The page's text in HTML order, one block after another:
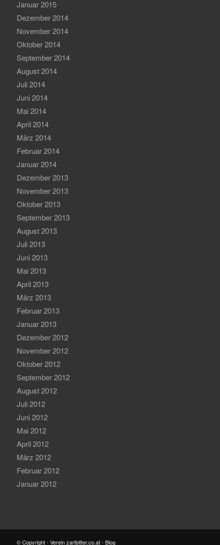
Januar 2015
Dezember 2014
November 2014
Oktober 2014
September 2014
August 2014
Juli 2014
Juni 2014
Mai 2014
April 2014
März 2014
Februar 2014
Januar 2014
Dezember 2013
November 2013
Oktober 2013
September 2013
August 2013
Juli 2013
Juni 2013
Mai 2013
April 2013
März 2013
Februar 2013
Januar 2013
Dezember 2012
November 2012
Oktober 2012
September 2012
August 2012
Juli 2012
Juni 2012
Mai 2012
April 2012
März 2012
Februar 2012
Januar 2012
© Copyright - Verein zartbitter.co.at - Blog